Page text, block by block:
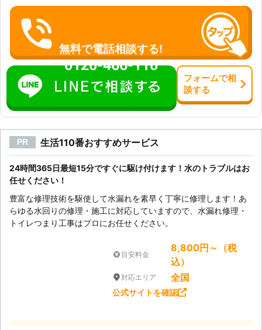
無料で電話相談する!
0120-466-110
フォームで相
談する
PR 生活110番おすすめサービス
24時間365日最短15分ですぐに駆け付けます！水のトラブルはお
任せください！
豊富な修理技術を駆使して水漏れを素早く丁寧に修理します！あ
らゆる水回りの修理・施工に対応していますので、水漏れ修理・
トイレつまり工事はプロにお任せください。
目安料金
8,800円～（税
込）
対応エリア 全国
公式サイトを確認